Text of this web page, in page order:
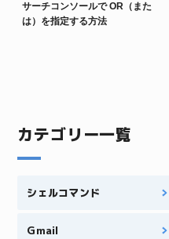
サーチコンソールで OR（また
は）を指定する方法
カテゴリー一覧
シェルコマンド
Gmail